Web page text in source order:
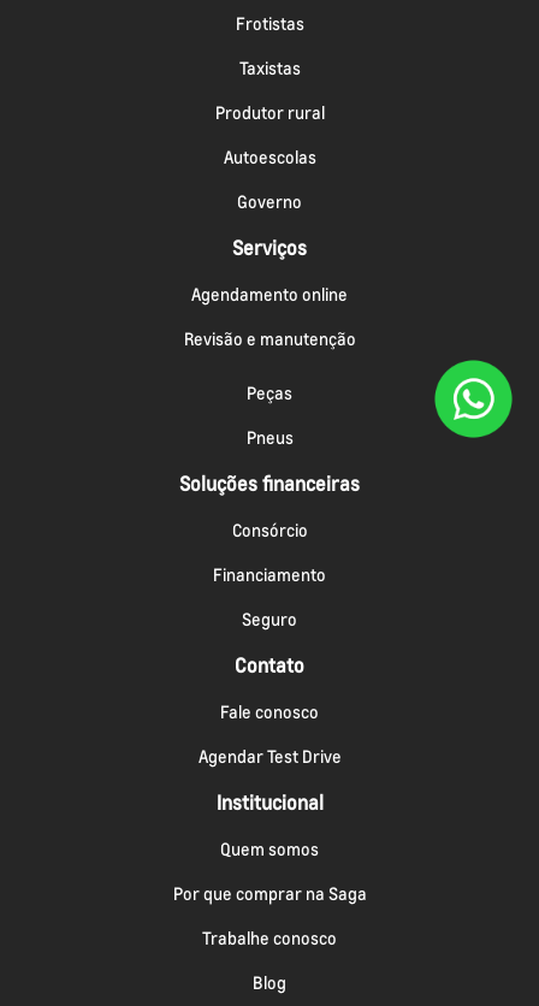
Frotistas
Taxistas
Produtor rural
Autoescolas
Governo
Serviços
Agendamento online
Revisão e manutenção
Peças
Pneus
Soluções financeiras
Consórcio
Financiamento
Seguro
Contato
Fale conosco
Agendar Test Drive
Institucional
Quem somos
Por que comprar na Saga
Trabalhe conosco
Blog